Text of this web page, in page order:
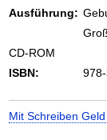
Ausführung:
CD-ROM
ISBN:
Mit Schreiben